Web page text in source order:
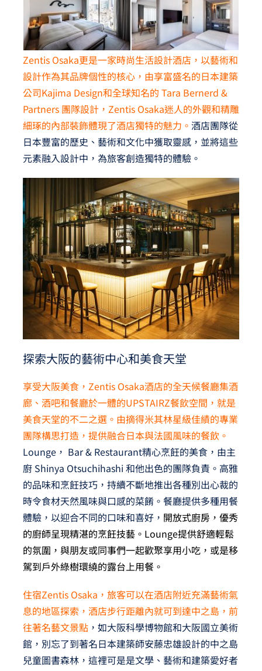
Zentis Osaka更是一家時尚生活設計酒店，以藝術和
設計作為其品牌個性的核心，由享富盛名的日本建築
公司Kajima Design和全球知名的 Tara Bernerd &
Partners 團隊設計，Zentis Osaka迷人的外觀和精雕
細琢的內部裝飾體現了酒店獨特的魅力。 酒店團隊從
日本豐富的歷史、藝術和文化中獲取靈感，並將這些
元素融入設計中，為旅客創造獨特的體驗。
探索大阪的藝術中心和美食天堂
享受大阪美食，Zentis Osaka酒店的全天候餐廳集酒
廊、酒吧和餐廳於一體的UPSTAIRZ餐飲空間，就是
美食天堂的不二之選。由摘得米其林星級佳績的專業
團隊構思打造，提供融合日本與法國風味的餐飲。
Lounge， Bar & Restaurant精心烹飪的美食，由主
廚 Shinya Otsuchihashi 和他出色的團隊負責。高雅
的品味和烹飪技巧，持續不斷地推出各種別出心裁的
時令食材天然風味與口感的菜餚。餐廳提供多種用餐
體驗，以迎合不同的口味和喜好， 開放式廚房，優秀
的廚師呈現精湛的烹飪技藝。Lounge提供舒適輕鬆
的氛圍，與朋友或同事們一起歡聚享用小吃，或是移
駕到戶外綠樹環繞的露台上用餐。
住宿Zentis Osaka，旅客可以在酒店附近充滿藝術氣
息的地區探索，酒店步行距離內就可到達中之島，前
往著名藝文景點，如大阪科學博物館和大阪國立美術
館，別忘了到著名日本建築師安藤忠雄設計的中之島
兒童圖書森林，這裡可是是文學、藝術和建築愛好者